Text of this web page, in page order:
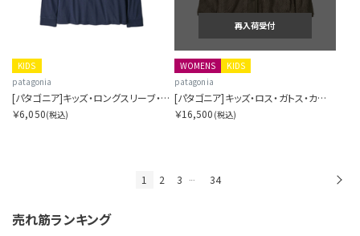
KIDS
patagonia
[パタゴニア]キッズ・ロングスリーブ・P-6 ロゴ・Tシャツ
￥6,050(税込)
再入荷受付
WOMENS
KIDS
patagonia
[パタゴニア]キッズ・ロス・ガトス・カーディガン
￥16,500 (税込)
1 2 3 … 34
売れ筋ランキング